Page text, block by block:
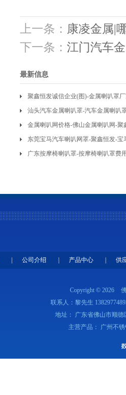
上一条： 康凌金属|
下一条： 江门汽车
最新信息
聚鑫恒发诚信企业(图)-金属喇叭罩
汕头汽车金属喇叭罩-汽车金属喇叭
金属喇叭网价格-佛山金属喇叭网-聚
东莞宝马汽车喇叭网罩-聚鑫恒发-宝
广东按摩椅喇叭罩-按摩椅喇叭罩费
公司介绍 产品中心 供
Copyright © 2026
联系人：黎先生
地址： 广东省佛山市顺
主营产品： 广州不